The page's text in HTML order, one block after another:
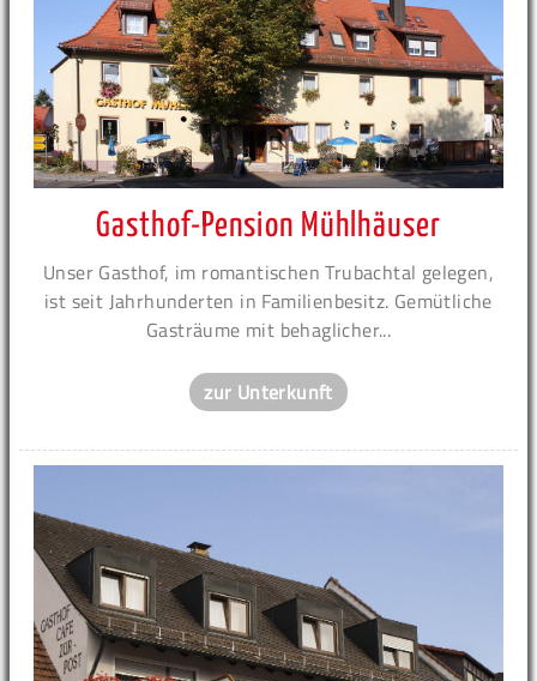
Gasthof-Pension Mühlhäuser
Unser Gasthof, im romantischen Trubachtal gelegen,
ist seit Jahrhunderten in Familienbesitz. Gemütliche
Gasträume mit behaglicher...
zur Unterkunft